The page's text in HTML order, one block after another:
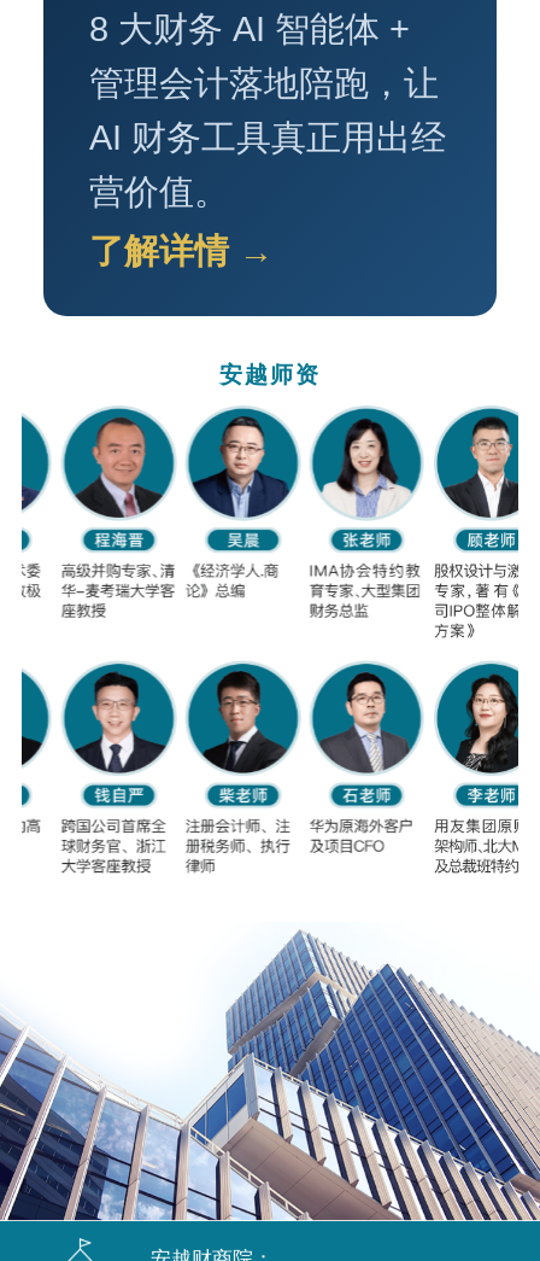
8 大财务 AI 智能体 +
管理会计落地陪跑，让
AI 财务工具真正用出经
营价值。
了解详情 →
安越师资